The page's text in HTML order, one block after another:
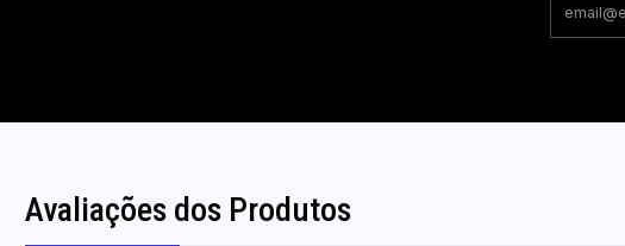
Avaliações dos Produtos